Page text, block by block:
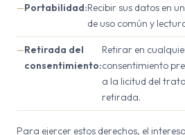
Portabilidad:Recibir sus datos en
de uso común y
Retirada del
consentimiento:
Retirar en
consentimiento
a la licitud del
retirada.
Para ejercer estos derechos, el